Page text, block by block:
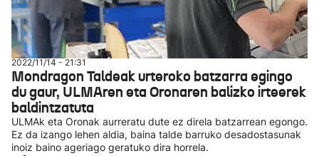
2022/11/14 - 21:31
Mondragon Taldeak urteroko batzarra egingo
du gaur, ULMAren eta Oronaren balizko irteerek
baldintzatuta
ULMAk eta Oronak aurreratu dute ez direla batzarrean egongo.
Ez da izango lehen aldia, baina talde barruko desadostasunak
inoiz baino ageriago geratuko dira horrela.